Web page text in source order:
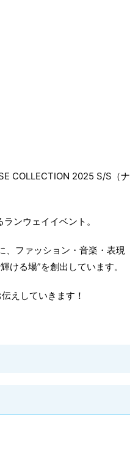
COLLECTION 2025 S/S（ナ
ンウェイイベント。
、ファッション・音楽・表現
ける場”を創出しています。
えしていきます！